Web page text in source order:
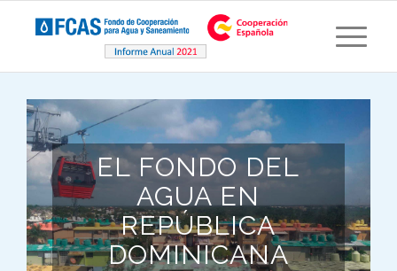
EL FONDO DEL
AGUA EN
REPÚBLICA
DOMINICANA